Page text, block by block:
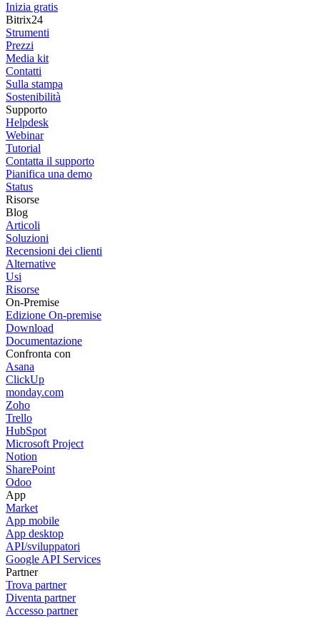
Inizia gratis
Bitrix24
Strumenti
Prezzi
Media kit
Contatti
Sulla stampa
Sostenibilità
Supporto
Helpdesk
Webinar
Tutorial
Contatta il supporto
Pianifica una demo
Status
Risorse
Blog
Articoli
Soluzioni
Recensioni dei clienti
Alternative
Usi
Risorse
On-Premise
Edizione On-premise
Download
Documentazione
Confronta con
Asana
ClickUp
monday.com
Zoho
Trello
HubSpot
Microsoft Project
Notion
SharePoint
Odoo
App
Market
App mobile
App desktop
API/sviluppatori
Google API Services
Partner
Trova partner
Diventa partner
Accesso partner